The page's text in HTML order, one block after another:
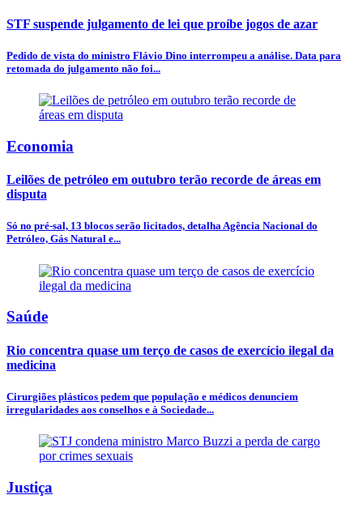
STF suspende julgamento de lei que proíbe jogos de azar
Pedido de vista do ministro Flávio Dino interrompeu a análise. Data para
retomada do julgamento não foi...
Economia
Leilões de petróleo em outubro terão recorde de áreas em
disputa
Só no pré-sal, 13 blocos serão licitados, detalha Agência Nacional do
Petróleo, Gás Natural e...
Saúde
Rio concentra quase um terço de casos de exercício ilegal da
medicina
Cirurgiões plásticos pedem que população e médicos denunciem
irregularidades aos conselhos e à Sociedade...
Justiça